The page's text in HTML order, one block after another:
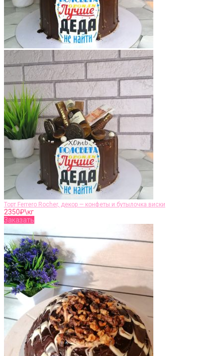
Торт Ferrero Rocher, декор — конфеты и бутылочка виски
2350₽\кг
Заказать